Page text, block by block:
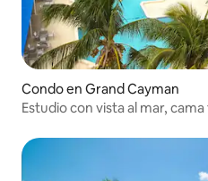
Condo en Grand Cayman
Estudio con vista al mar,